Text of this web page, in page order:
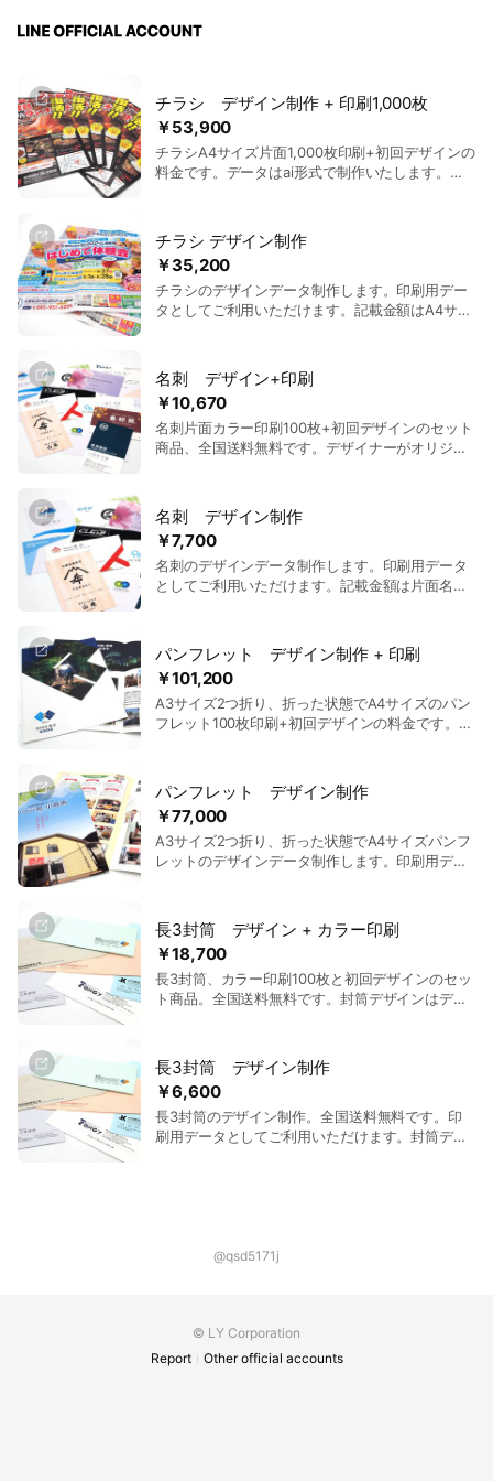
￥53,900
チラシ デザイン制作 + 印刷1,000枚
チラシA4サイズ片面1,000枚印刷+初回デザインの
料金です。データはai形式で制作いたします。記
￥35,200
チラシ デザイン制作
チラシのデザインデータ制作します。印刷用デー
タとしてご利用いただけます。記載金額はA4サイ
￥10,670
名刺 デザイン+印刷
名刺片面カラー印刷100枚+初回デザインのセット
商品、全国送料無料です。デザイナーがオリジナ
￥7,700
名刺 デザイン制作
名刺のデザインデータ制作します。印刷用データ
としてご利用いただけます。記載金額は片面名刺
￥101,200
パンフレット デザイン制作 + 印刷
A3サイズ2つ折り、折った状態でA4サイズのパン
フレット100枚印刷+初回デザインの料金です。デ
りいたします。
￥77,000
パンフレット デザイン制作
A3サイズ2つ折り、折った状態でA4サイズパンフ
レットのデザインデータ制作します。印刷用デー
くか、お問合せください。
￥18,700
長3封筒 デザイン + カラー印刷
長3封筒、カラー印刷100枚と初回デザインのセッ
ト商品。全国送料無料です。封筒デザインはデザ
￥6,600
長3封筒 デザイン制作
長3封筒のデザイン制作。全国送料無料です。印
刷用データとしてご利用いただけます。封筒デザ
@qsd5171j
© LY Corporation
Report
Other official accounts